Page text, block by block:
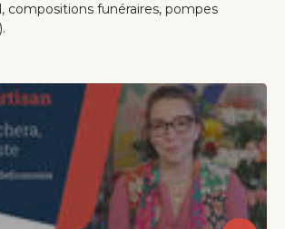
compositions funéraires, pompes